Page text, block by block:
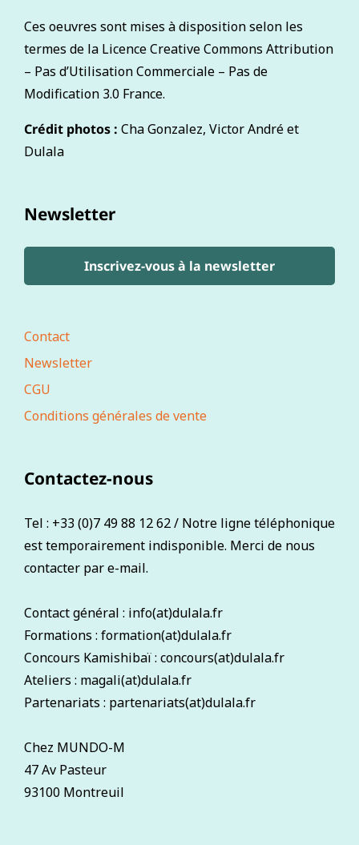
Ces oeuvres sont mises à disposition selon les
termes de la Licence Creative Commons Attribution
– Pas d’Utilisation Commerciale – Pas de
Modification 3.0 France.
Crédit photos : Cha Gonzalez, Victor André et
Dulala
Newsletter
Inscrivez-vous à la newsletter
Contact
Newsletter
CGU
Conditions générales de vente
Contactez-nous
Tel : +33 (0)7 49 88 12 62 / Notre ligne téléphonique
est temporairement indisponible. Merci de nous
contacter par e-mail.
Contact général : info(at)dulala.fr
Formations : formation(at)dulala.fr
Concours Kamishibaï : concours(at)dulala.fr
Ateliers : magali(at)dulala.fr
Partenariats : partenariats(at)dulala.fr
Chez MUNDO-M
47 Av Pasteur
93100 Montreuil